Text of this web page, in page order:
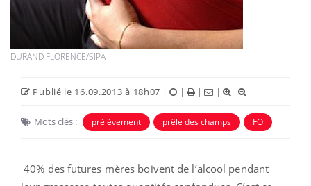
DURAND FLORENCE/SIPA
Publié le 16.09.2013 à 18h07 | | | |
Mots clés : prélèvement prêle des champs FO
40% des futures mères boivent de l’alcool pendant